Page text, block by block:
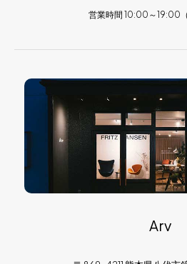
営業時間 10:00～19:00（
Arv